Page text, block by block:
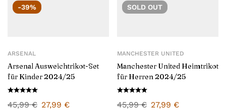
-39%
ARSENAL
Arsenal Ausweichtrikot-Set
für Kinder 2024/25
45,99€ 27,99 €
SOLD OUT
MANCHESTER UNITED
Manchester United Heimtrikot
für Herren 2024/25
45,99€ 27,99 €